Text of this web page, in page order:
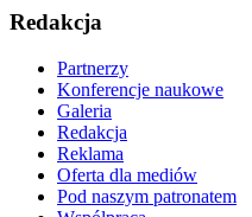
Redakcja
Partnerzy
Konferencje naukowe
Galeria
Redakcja
Reklama
Oferta dla mediów
Pod naszym patronatem